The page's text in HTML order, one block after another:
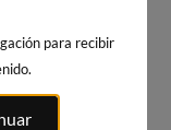
para recibir